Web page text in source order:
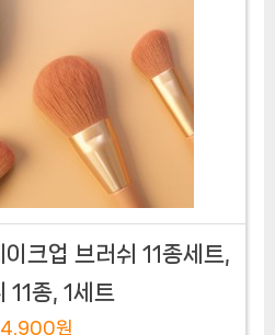
크업 브러쉬 11종세트,
11종, 1세트
원